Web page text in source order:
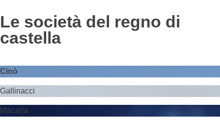
Le società del regno di
castella
Cinò
Gallinacci
Macaria